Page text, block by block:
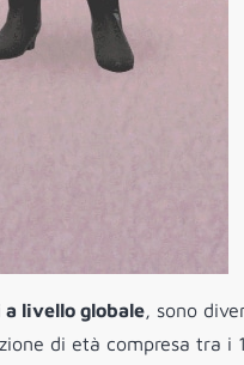
livello globale, sono
di età compresa tra